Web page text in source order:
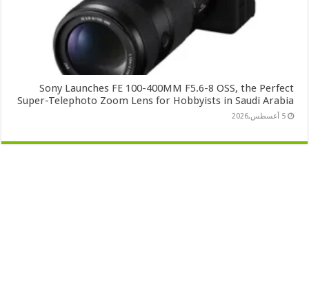
Sony Launches FE 100-400MM F5.6-8 OSS, the Perfect
Super-Telephoto Zoom Lens for Hobbyists in Saudi Arabia
5 أغسطس,2026